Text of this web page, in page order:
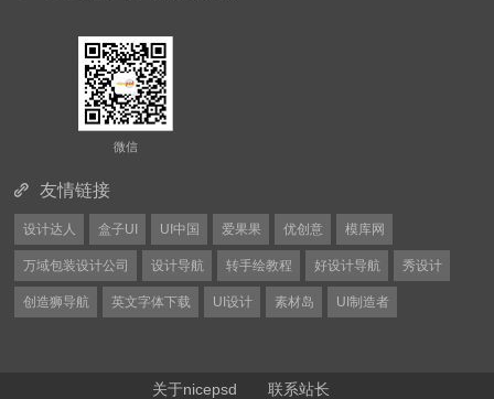
微信
友情链接
设计达人 盒子UI UI中国 爱果果 优创意 模库网
万域包装设计公司 设计导航 转手绘教程 好设计导航 秀设计
创造狮导航 英文字体下载 UI设计 素材岛 UI制造者
关于nicepsd 联系站长